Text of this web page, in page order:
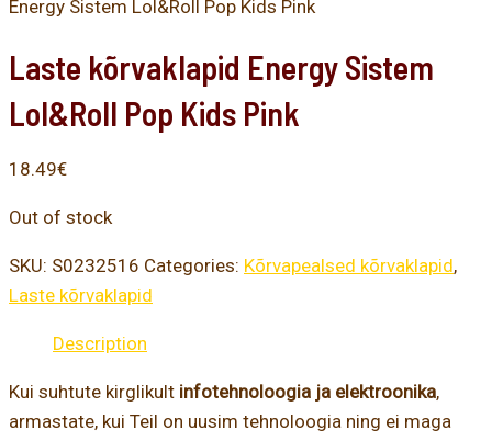
Energy Sistem Lol&Roll Pop Kids Pink
Laste kõrvaklapid Energy Sistem
Lol&Roll Pop Kids Pink
18.49€
Out of stock
SKU: S0232516 Categories: Kõrvapealsed kõrvaklapid,
Laste kõrvaklapid
Description
Kui suhtute kirglikult infotehnoloogia ja elektroonika,
armastate, kui Teil on uusim tehnoloogia ning ei maga